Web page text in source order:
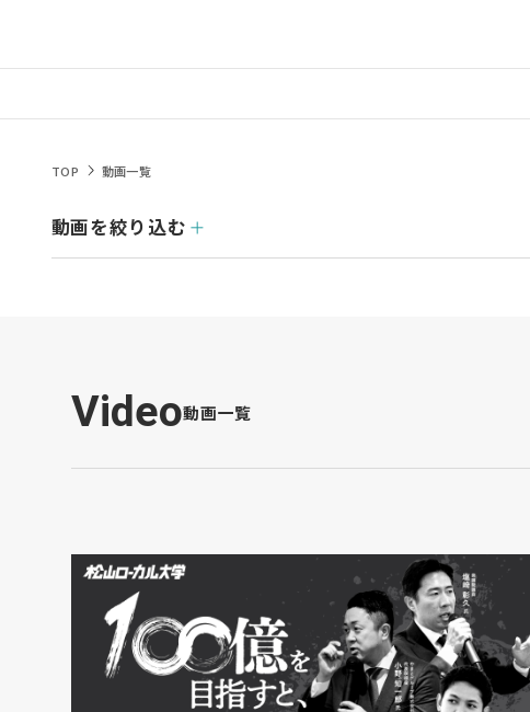
TOP 動画一覧
動画を絞り込む
Video動画一覧